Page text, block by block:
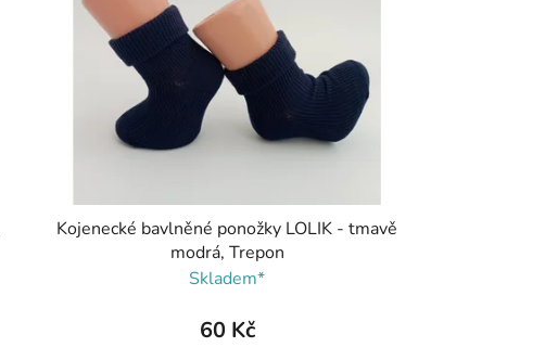
Kojenecké bavlněné ponožky LOLIK - tmavě
modrá, Trepon
Skladem*
60 Kč